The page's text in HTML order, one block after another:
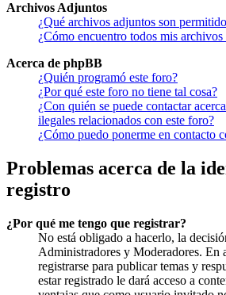
Archivos Adjuntos
¿Qué archivos adjuntos son
¿Cómo encuentro todos mis archivos
Acerca de phpBB
¿Quién programó este foro?
¿Por qué este foro no tiene tal cosa?
¿Con quién se puede contactar
ilegales relacionados con este foro?
¿Cómo puedo ponerme en contacto
Problemas acerca de la
registro
¿Por qué me tengo que registrar?
No está obligado a hacerlo, la
Administradores y Moderadores. En
registrarse para publicar temas y
estar registrado le dará acceso a